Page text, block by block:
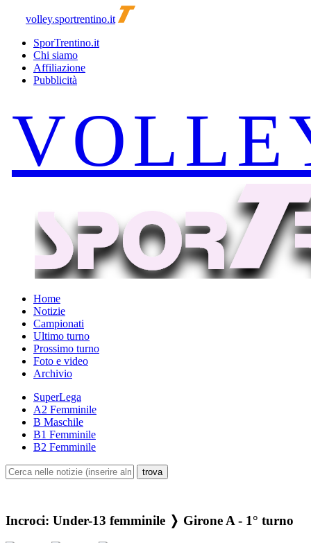
volley.sportrentino.it
SporTrentino.it
Chi siamo
Affiliazione
Pubblicità
Home
Notizie
Campionati
Ultimo turno
Prossimo turno
Foto e video
Archivio
SuperLega
A2 Femminile
B Maschile
B1 Femminile
B2 Femminile
Incroci: Under-13 femminile ❭ Girone A - 1° turno